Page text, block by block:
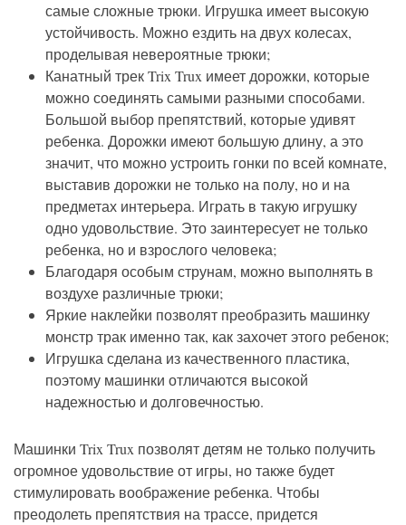
самые сложные трюки. Игрушка имеет высокую
устойчивость. Можно ездить на двух колесах,
проделывая невероятные трюки;
Канатный трек Trix Trux имеет дорожки, которые
можно соединять самыми разными способами.
Большой выбор препятствий, которые удивят
ребенка. Дорожки имеют большую длину, а это
значит, что можно устроить гонки по всей комнате,
выставив дорожки не только на полу, но и на
предметах интерьера. Играть в такую игрушку
одно удовольствие. Это заинтересует не только
ребенка, но и взрослого человека;
Благодаря особым струнам, можно выполнять в
воздухе различные трюки;
Яркие наклейки позволят преобразить машинку
монстр трак именно так, как захочет этого ребенок;
Игрушка сделана из качественного пластика,
поэтому машинки отличаются высокой
надежностью и долговечностью.
Машинки Trix Trux позволят детям не только получить
огромное удовольствие от игры, но также будет
стимулировать воображение ребенка. Чтобы
преодолеть препятствия на трассе, придется